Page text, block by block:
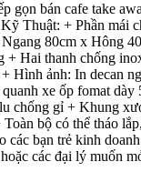
gọn bán cafe take
Thuật: + Phần mái
80cm x Hông
+ Hai thanh chống
Hình ảnh: In decan
xe ốp fomat dày
chống gỉ + Khung
bộ có thể tháo
các bạn trẻ kinh
các đại lý muốn